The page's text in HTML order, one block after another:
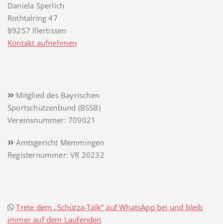
Daniela Sperlich
Rothtalring 47
89257 Illertissen
Kontakt aufnehmen
Mitglied des Bayrischen
Sportschützenbund (BSSB)
Vereinsnummer: 709021
Amtsgericht Memmingen
Registernummer: VR 20232
Trete dem „Schütza-Talk“ auf WhatsApp bei und bleib
immer auf dem Laufenden